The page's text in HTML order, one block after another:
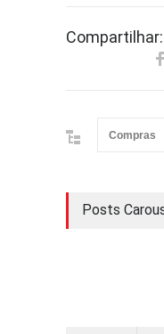
Compartilhar:
Compras
Posts